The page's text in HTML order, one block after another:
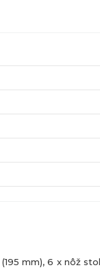
mm), 6 x nôž